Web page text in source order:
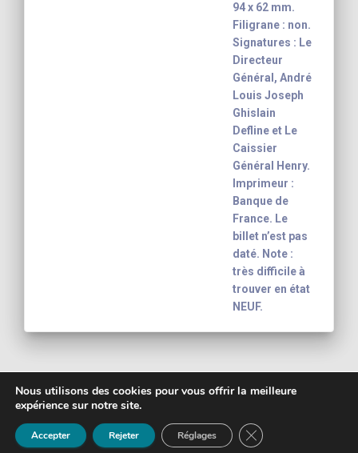
94 x 62 mm.
Filigrane : non.
Signatures : Le
Directeur
Général, André
Louis Joseph
Ghislain
Defline et Le
Caissier
Général Henry.
Imprimeur :
Banque de
France. Le
billet n’est pas
daté. Note :
très difficile à
trouver en état
NEUF.
Copyright 2003 - 2026
banknote inventory For your collection
Mentions légales
Nous utilisons des cookies pour vous offrir la meilleure
expérience sur notre site.
Accepter Rejeter Réglages FERMER LA